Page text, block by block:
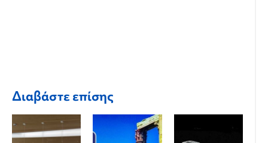
Διαβάστε επίσης